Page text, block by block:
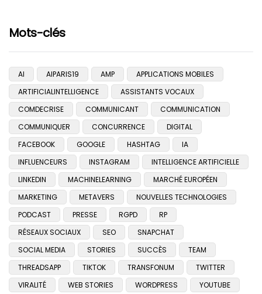
Mots-clés
AI AIPARIS19 AMP
APPLICATIONS MOBILES
ARTIFICIALINTELLIGENCE
ASSISTANTS VOCAUX
COMDECRISE
COMMUNICANT
COMMUNICATION
COMMUNIQUER
CONCURRENCE
DIGITAL
FACEBOOK
GOOGLE HASHTAG
IA
INFLUENCEURS
INSTAGRAM
INTELLIGENCE ARTIFICIELLE
LINKEDIN
MACHINELEARNING
MARCHÉ EUROPÉEN
MARKETING
METAVERS
NOUVELLES TECHNOLOGIES
PODCAST
PRESSE RGPD
RP
RÉSEAUX SOCIAUX
SEO
SNAPCHAT
SOCIAL MEDIA
STORIES SUCCÈS
TEAM
THREADSAPP
TIKTOK TRANSFONUM
TWITTER
VIRALITÉ
WEB STORIES WORDPRESS YOUTUBE